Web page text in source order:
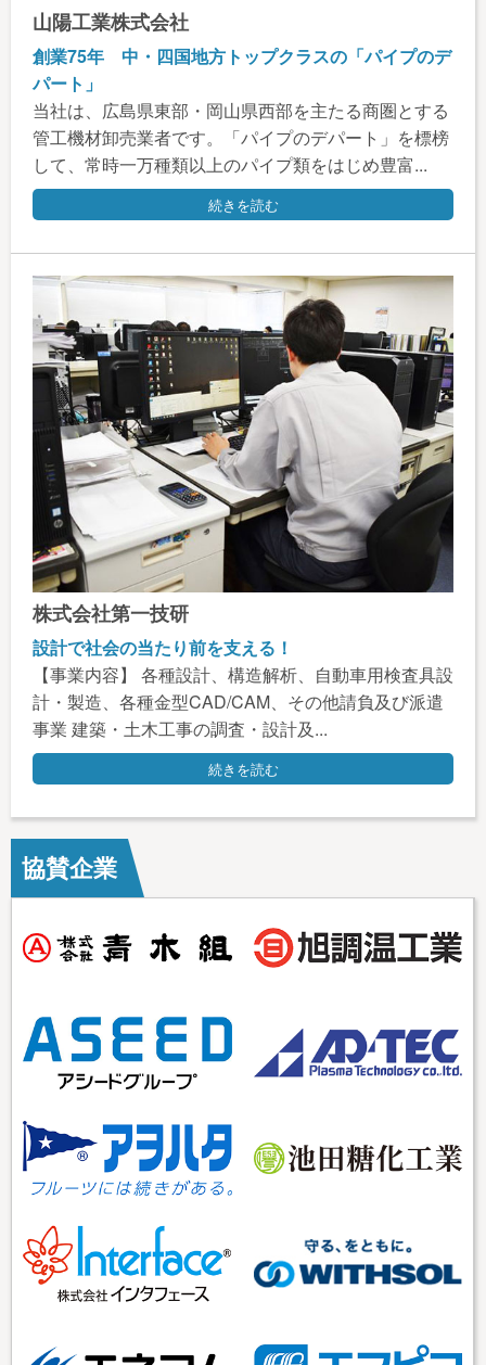
山陽工業株式会社
創業75年 中・四国地方トップクラスの「パイプのデ
パート」
当社は、広島県東部・岡山県西部を主たる商圏とする
管工機材卸売業者です。「パイプのデパート」を標榜
して、常時一万種類以上のパイプ類をはじめ豊富...
続きを読む
株式会社第一技研
設計で社会の当たり前を支える！
【事業内容】 各種設計、構造解析、自動車用検査具設
計・製造、各種金型CAD/CAM、その他請負及び派遣
事業 建築・土木工事の調査・設計及...
続きを読む
協賛企業